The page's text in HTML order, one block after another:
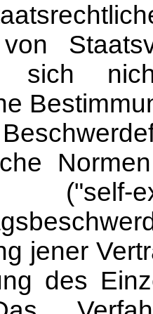
sich
jener
des